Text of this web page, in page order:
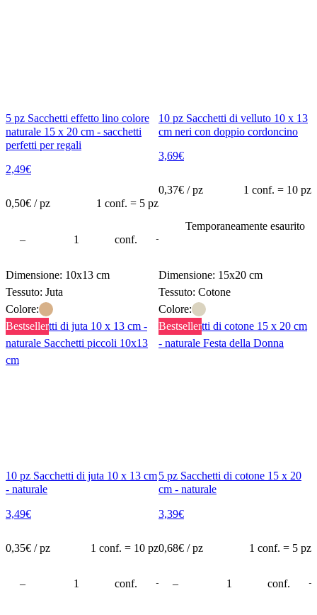
5 pz Sacchetti effetto lino colore
naturale 15 x 20 cm - sacchetti
perfetti per regali
2,49€
0,50€ / pz 1 conf. = 5 pz
– conf. +
10 pz Sacchetti di velluto 10 x 13
cm neri con doppio cordoncino
3,69€
0,37€ / pz 1 conf. = 10 pz
Temporaneamente esaurito
Dimensione: 10x13 cm
Tessuto: Juta
Colore:
Bestseller
10 pz Sacchetti di juta 10 x 13 cm
- naturale
3,49€
0,35€ / pz 1 conf. = 10 pz
– conf. +
Dimensione: 15x20 cm
Tessuto: Cotone
Colore:
Bestseller
5 pz Sacchetti di cotone 15 x 20
cm - naturale
3,39€
0,68€ / pz 1 conf. = 5 pz
– conf. +